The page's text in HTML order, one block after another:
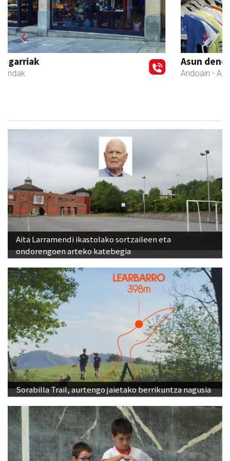
Asun denda
Andoain
Previous Next
Aita Larramendi ikastolako sortzaileen eta
ondorengoen arteko katebegia
Sorabilla Trail, aurtengo jaietako berrikuntza nagusia